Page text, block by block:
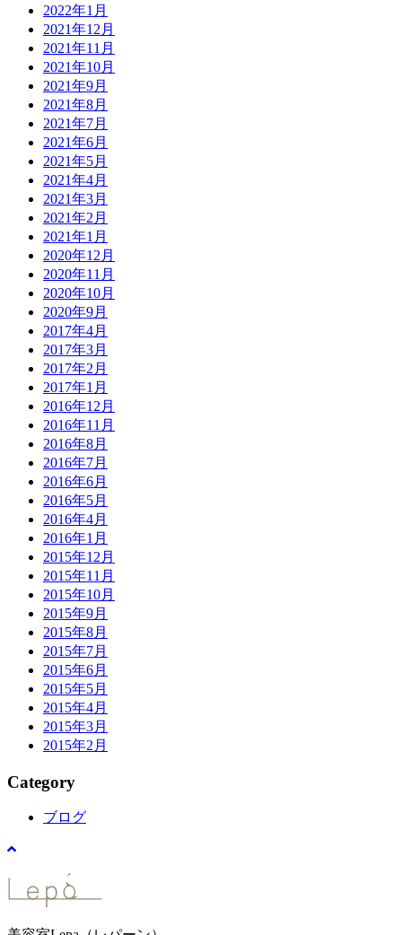
2022年1月
2021年12月
2021年11月
2021年10月
2021年9月
2021年8月
2021年7月
2021年6月
2021年5月
2021年4月
2021年3月
2021年2月
2021年1月
2020年12月
2020年11月
2020年10月
2020年9月
2017年4月
2017年3月
2017年2月
2017年1月
2016年12月
2016年11月
2016年8月
2016年7月
2016年6月
2016年5月
2016年4月
2016年1月
2015年12月
2015年11月
2015年10月
2015年9月
2015年8月
2015年7月
2015年6月
2015年5月
2015年4月
2015年3月
2015年2月
Category
ブログ